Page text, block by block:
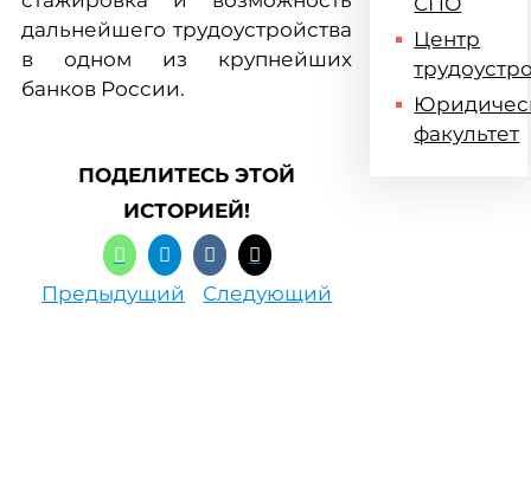
дальнейшего трудоустройства
в одном из крупнейших
банков России.
ПОДЕЛИТЕСЬ ЭТОЙ
ИСТОРИЕЙ!
Предыдущий Следующий
Центр
факультет